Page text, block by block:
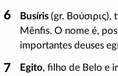
Busíris(gr. Βούσιρις),
Mênfis. O nome é,
importantes deuses
Egito, filho de Belo e